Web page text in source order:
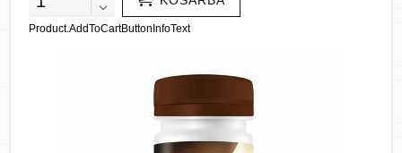
Product.AddToCartButtonInfoText